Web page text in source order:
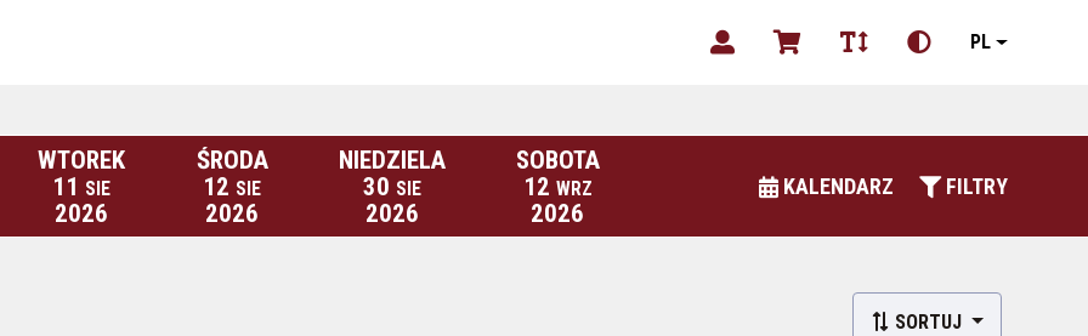
PL
WTOREK
11 SIE
2026
ŚRODA
12 SIE
2026
NIEDZIELA
30 SIE
2026
SOBOTA
12 WRZ
2026
KALENDARZ FILTRY
SORTUJ